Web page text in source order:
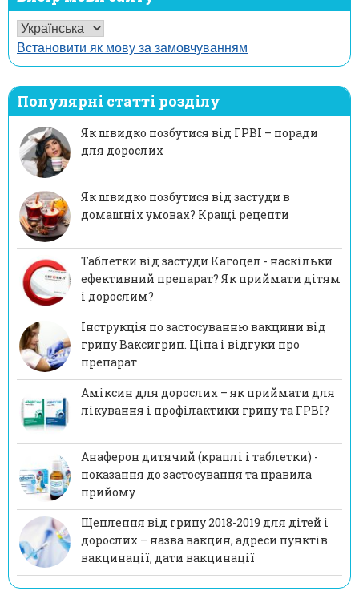
Встановити як мову за замовчуванням
Популярні статті розділу
Як швидко позбутися від ГРВІ – поради
для дорослих
Як швидко позбутися від застуди в
домашніх умовах? Кращі рецепти
Таблетки від застуди Кагоцел - наскільки
ефективний препарат? Як приймати дітям
і дорослим?
Інструкція по застосуванню вакцини від
грипу Ваксигрип. Ціна і відгуки про
препарат
Аміксин для дорослих – як приймати для
лікування і профілактики грипу та ГРВІ?
Анаферон дитячий (краплі і таблетки) -
показання до застосування та правила
прийому
Щеплення від грипу 2018-2019 для дітей і
дорослих – назва вакцин, адреси пунктів
вакцинації, дати вакцинації